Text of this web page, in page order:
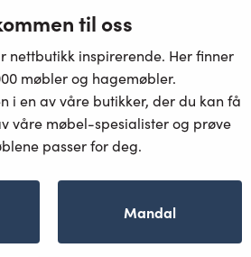
til oss
nettbutikk inspirerende. Her finner
møbler og hagemøbler.
i en av våre butikker, der du kan få
våre møbel-spesialister og prøve
passer for deg.
Mandal